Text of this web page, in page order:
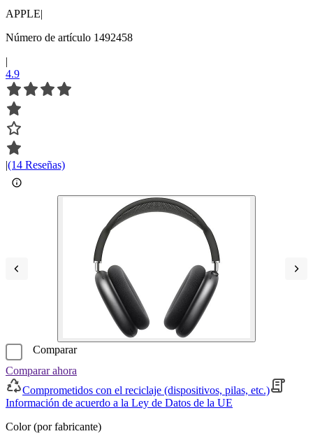
APPLE|
Número de artículo 1492458
|
4.9
|(14 Reseñas)
Comparar
Comparar ahora
Comprometidos con el reciclaje (dispositivos, pilas, etc.)
Información de acuerdo a la Ley de Datos de la UE
Color (por fabricante)